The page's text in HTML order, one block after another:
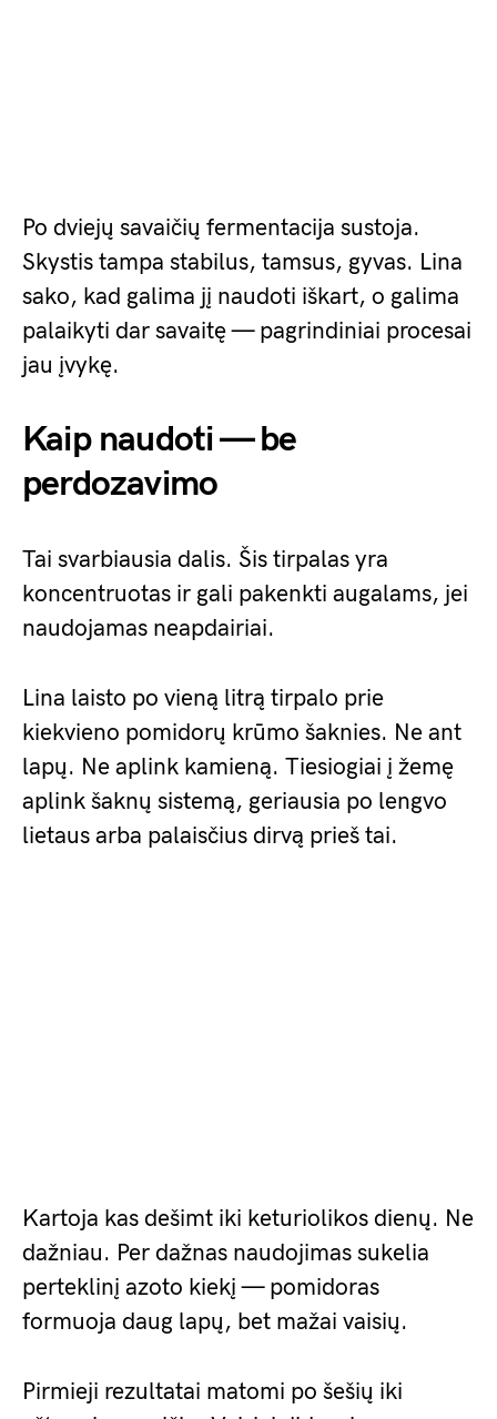
Po dviejų savaičių fermentacija sustoja.
Skystis tampa stabilus, tamsus, gyvas. Lina
sako, kad galima jį naudoti iškart, o galima
palaikyti dar savaitę — pagrindiniai procesai
jau įvykę.
Kaip naudoti — be
perdozavimo
Tai svarbiausia dalis. Šis tirpalas yra
koncentruotas ir gali pakenkti augalams, jei
naudojamas neapdairiai.
Lina laisto po vieną litrą tirpalo prie
kiekvieno pomidorų krūmo šaknies. Ne ant
lapų. Ne aplink kamieną. Tiesiogiai į žemę
aplink šaknų sistemą, geriausia po lengvo
lietaus arba palaisčius dirvą prieš tai.
Kartoja kas dešimt iki keturiolikos dienų. Ne
dažniau. Per dažnas naudojimas sukelia
perteklinį azoto kiekį — pomidoras
formuoja daug lapų, bet mažai vaisių.
Pirmieji rezultatai matomi po šešių iki